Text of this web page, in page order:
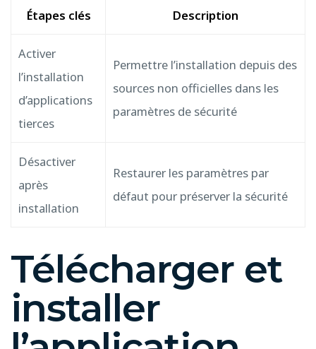
Étapes clés Description
Activer
l’installation
d’applications
tierces
Permettre l’installation depuis des
sources non officielles dans les
paramètres de sécurité
Désactiver
après
installation
Restaurer les paramètres par
défaut pour préserver la sécurité
Télécharger et
installer